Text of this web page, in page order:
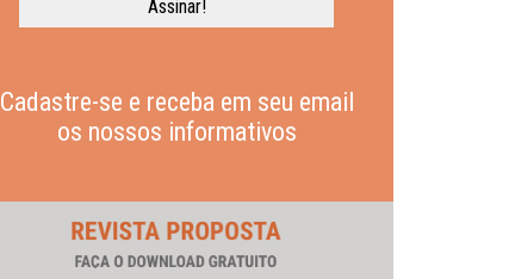
Cadastre-se e receba em seu email
os nossos informativos